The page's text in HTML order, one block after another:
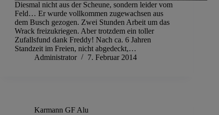
Diesmal nicht aus der Scheune, sondern leider vom
Feld… Er wurde vollkommen zugewachsen aus
dem Busch gezogen. Zwei Stunden Arbeit um das
Wrack freizukriegen. Aber trotzdem ein toller
Zufallsfund dank Freddy! Nach ca. 6 Jahren
Standzeit im Freien, nicht abgedeckt,…
Administrator
7. Februar 2014
Karmann GF Alu